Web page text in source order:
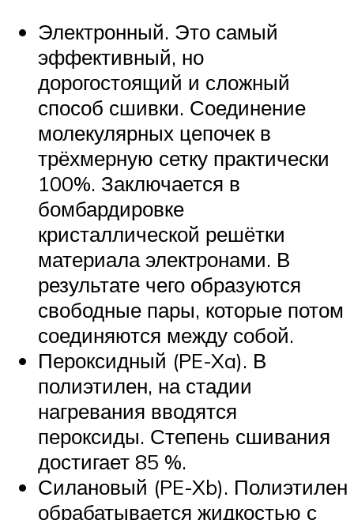
Электронный. Это самый
эффективный, но
дорогостоящий и сложный
способ сшивки. Соединение
молекулярных цепочек в
трёхмерную сетку практически
100%. Заключается в
бомбардировке
кристаллической решётки
материала электронами. В
результате чего образуются
свободные пары, которые потом
соединяются между собой.
Пероксидный (PE-Xa). В
полиэтилен, на стадии
нагревания вводятся
пероксиды. Степень сшивания
достигает 85 %.
Силановый (PE-Xb). Полиэтилен
обрабатывается жидкостью с